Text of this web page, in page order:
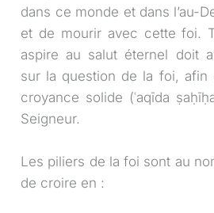
dans ce monde et dans l’au-
et de mourir avec cette foi.
aspire au salut éternel doit
sur la question de la foi, afin
croyance solide (ʿaqīda
Seigneur.
Les piliers de la foi sont au
de croire en :